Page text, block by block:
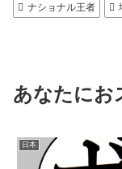
ナショナル王者
あなたにお
日本